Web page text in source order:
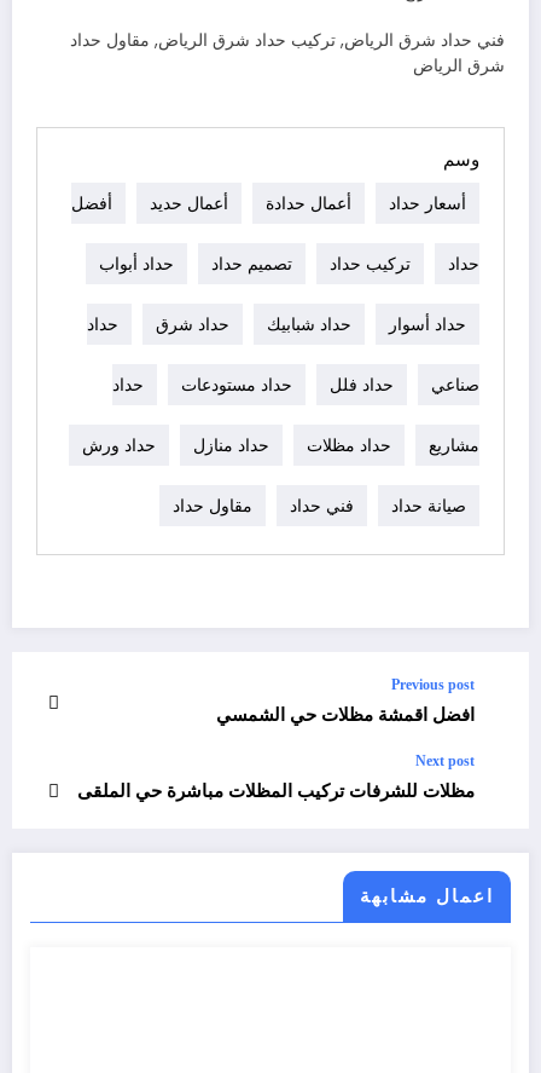
فني حداد شرق الرياض, تركيب حداد شرق الرياض, مقاول حداد
شرق الرياض
وسم
أسعار حداد أعمال حدادة أعمال حديد أفضل
حداد تركيب حداد تصميم حداد حداد أبواب
حداد أسوار حداد شبابيك حداد شرق حداد
صناعي حداد فلل حداد مستودعات حداد
مشاريع حداد مظلات حداد منازل حداد ورش
صيانة حداد فني حداد مقاول حداد
Previous post
افضل اقمشة مظلات حي الشمسي
Next post
مظلات للشرفات تركيب المظلات مباشرة حي الملقى
اعمال مشابهة